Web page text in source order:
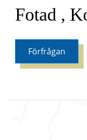
Fotad ,
Förfrågan